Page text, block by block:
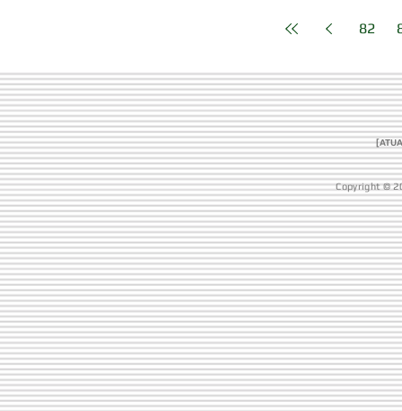
82
Copyright ©